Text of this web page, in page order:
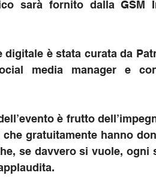
sarà fornito dalla GSM
digitale è stata curata da
media manager e
è frutto
gratuitamente hanno
se davvero si vuole,